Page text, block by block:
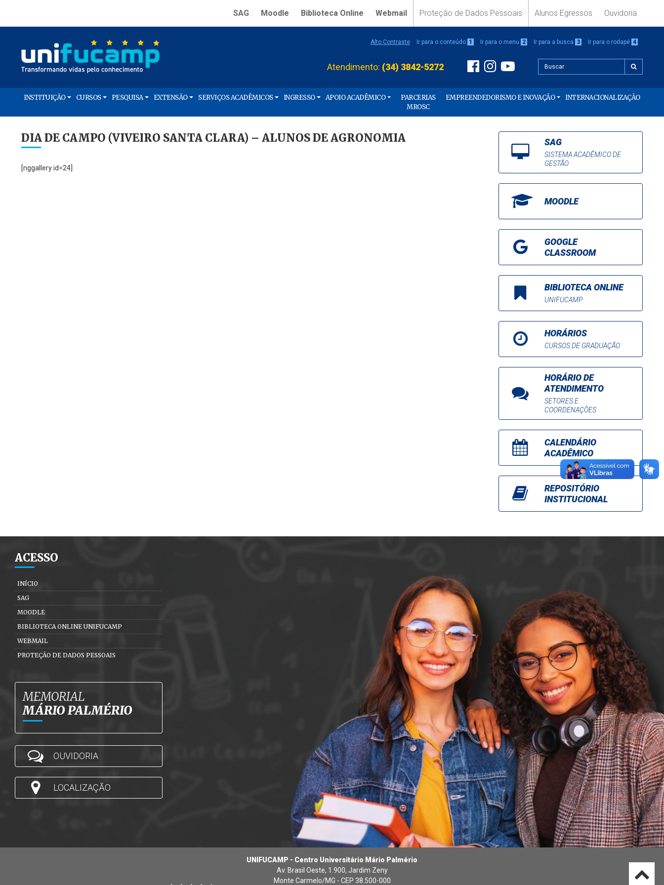
SAG Moodle Biblioteca Online Webmail Proteção de Dados Pessoais Alunos Egressos Ouvidoria
Alto Contraste Ir para o conteúdo 1 Ir para o menu 2 Ir para a busca 3 Ir para o rodapé 4
Atendimento: (34) 3842-5272
INSTITUIÇÃO CURSOS PESQUISA EXTENSÃO SERVIÇOS ACADÊMICOS INGRESSO APOIO ACADÊMICO
PARCERIAS
MROSC
EMPREENDEDORISMO E INOVAÇÃO INTERNACIONALIZAÇÃO
DIA DE CAMPO (VIVEIRO SANTA CLARA) – ALUNOS DE AGRONOMIA
[nggallery id=24]
SAG
SISTEMA ACADÊMICO DE
GESTÃO
MOODLE
GOOGLE
CLASSROOM
BIBLIOTECA ONLINE
UNIFUCAMP
HORÁRIOS
CURSOS DE GRADUAÇÃO
HORÁRIO DE
ATENDIMENTO
SETORES E
COORDENAÇÕES
CALENDÁRIO
ACADÊMICO
REPOSITÓRIO
INSTITUCIONAL
ACESSO
INÍCIO
SAG
MOODLE
BIBLIOTECA ONLINE UNIFUCAMP
WEBMAIL
PROTEÇÃO DE DADOS PESSOAIS
MEMORIAL
MÁRIO PALMÉRIO
OUVIDORIA
LOCALIZAÇÃO
UNIFUCAMP - Centro Universitário Mário Palmério
Av. Brasil Oeste, 1.900, Jardim Zeny
Monte Carmelo/MG - CEP 38.500-000